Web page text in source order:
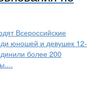
Всероссийские
юношей и девушек 12-
более 200